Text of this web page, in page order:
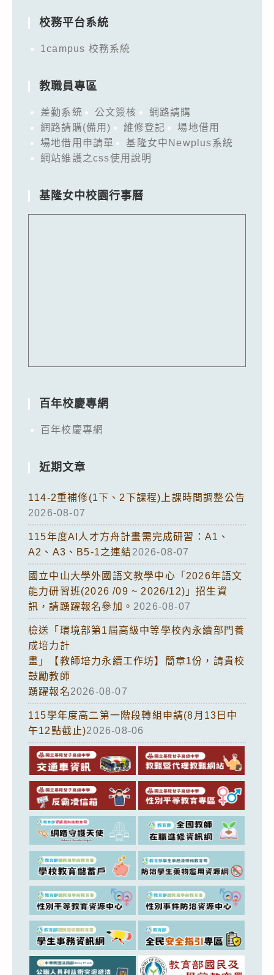
校務平台系統
1campus 校務系統
教職員專區
差勤系統 公文簽核
網路請購
網路請購(備用)
維修登記
場地借用
場地借用申請單
基隆女中Newplus系統
網站維護之css使用說明
基隆女中校園行事曆
百年校慶專網
百年校慶專網
近期文章
114-2重補修(1下、2下課程)上課時間調整公告
2026-08-07
115年度AI人才方舟計畫需完成研習：A1、
A2、A3、B5-1之連結2026-08-07
國立中山大學外國語文教學中心「2026年語文
能力研習班(2026 /09 ~ 2026/12)」招生資
訊，請踴躍報名參加。 2026-08-07
檢送「環境部第1屆高級中等學校內永續部門養
成培力計
畫」【教師培力永續工作坊】簡章1份，請貴校
鼓勵教師
踴躍報名2026-08-07
115學年度高二第一階段轉組申請(8月13日中
午12點截止)2026-08-06